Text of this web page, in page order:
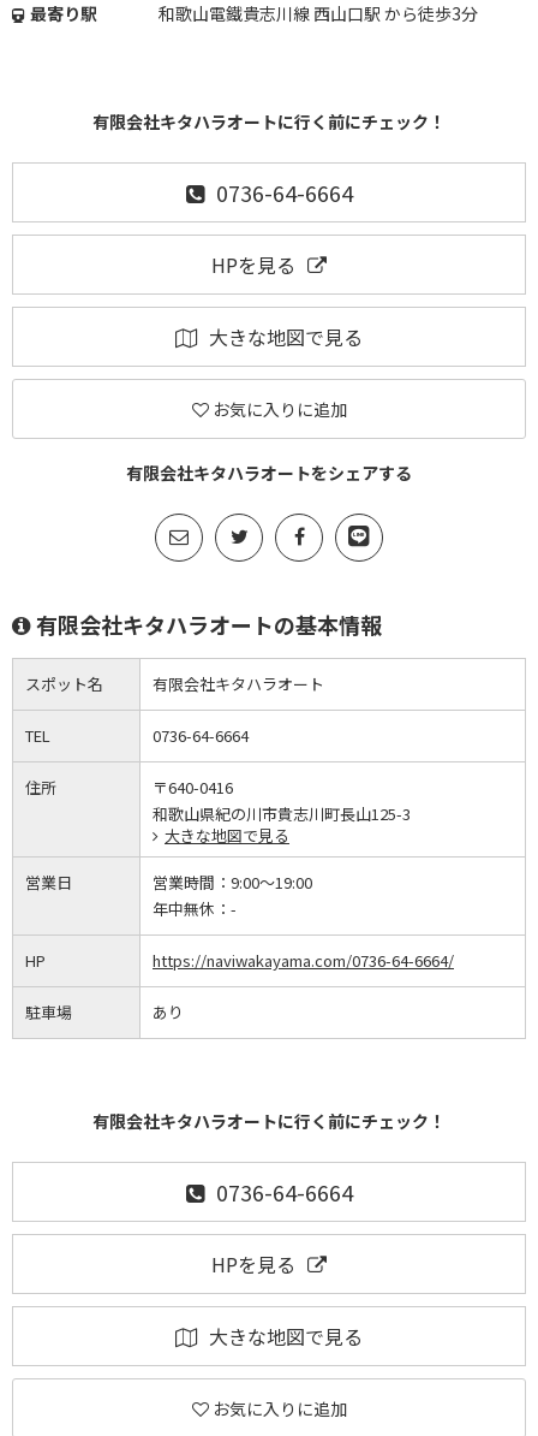
最寄り駅
和歌山電鐵貴志川線 西山口駅 から徒歩3分
有限会社キタハラオートに行く前にチェック！
0736-64-6664
HPを見る
大きな地図で見る
お気に入りに追加
有限会社キタハラオートをシェアする
有限会社キタハラオートの基本情報
スポット名 有限会社キタハラオート
TEL 0736-64-6664
住所
〒640-0416
和歌山県紀の川市貴志川町長山125-3
大きな地図で見る
営業日 営業時間： 9:00～19:00
年中無休： -
HP https://naviwakayama.com/0736-64-6664/
駐車場 あり
有限会社キタハラオートに行く前にチェック！
0736-64-6664
HPを見る
大きな地図で見る
お気に入りに追加